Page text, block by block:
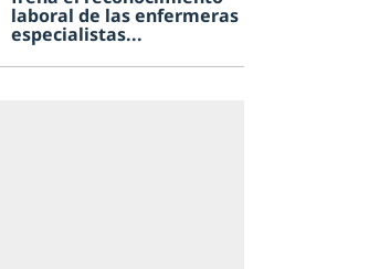
laboral de las enfermeras
especialistas...